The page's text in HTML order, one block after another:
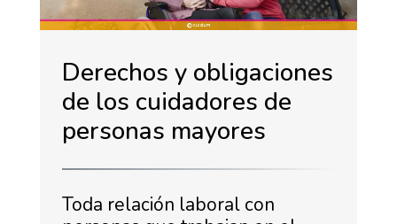
Derechos y obligaciones
de los cuidadores de
personas mayores
Toda relación laboral con